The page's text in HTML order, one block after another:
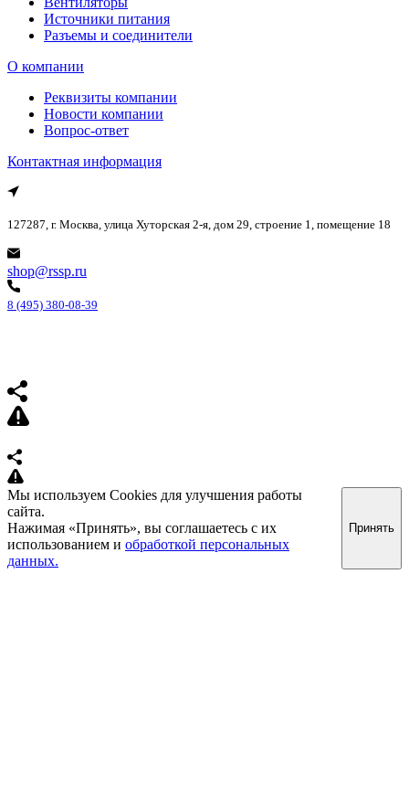
Источники питания
Разъемы и соединители
О компании
Реквизиты компании
Новости компании
Вопрос-ответ
Контактная информация
127287, г. Москва, улица Хуторская 2-я, дом 29, строение 1, помещение 18
shop@rssp.ru
8 (495) 380-08-39
Мы используем Cookies для улучшения работы
сайта.
Нажимая «Принять», вы соглашаетесь с их
использованием и обработкой персональных
данных.
Принять